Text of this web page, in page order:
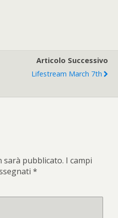
Articolo Successivo
Lifestream March 7th
sarà pubblicato. I campi
*